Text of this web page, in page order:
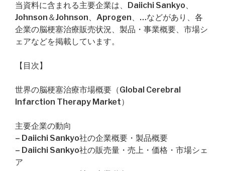
当資料に含まれる主要企業は、Daiichi Sankyo、
Johnson＆Johnson、Aprogen、…などがあり、各
企業の脳梗塞治療販売状況、製品・事業概要、市場シ
ェアなどを掲載しています。
【目次】
世界の脳梗塞治療市場概要（Global Cerebral
Infarction Therapy Market）
主要企業の動向
– Daiichi Sankyo社の企業概要・製品概要
– Daiichi Sankyo社の販売量・売上・価格・市場シェ
ア